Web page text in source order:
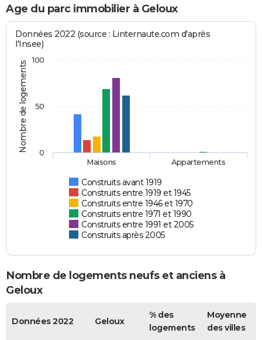
Age du parc immobilier à Geloux
Nombre de logements
Données 2022 (source : Linternaute.com d'après
l'Insee)
Construits avant 1919
Construits entre 1919 et 1945
Construits entre 1946 et 1970
Construits entre 1971 et 1990
Construits entre 1991 et 2005
Construits après 2005
Maisons Appartements
0
50
100
Nombre de logements neufs et anciens à
Geloux
Données 2022 Geloux
% des
logements
Moyenne
des villes